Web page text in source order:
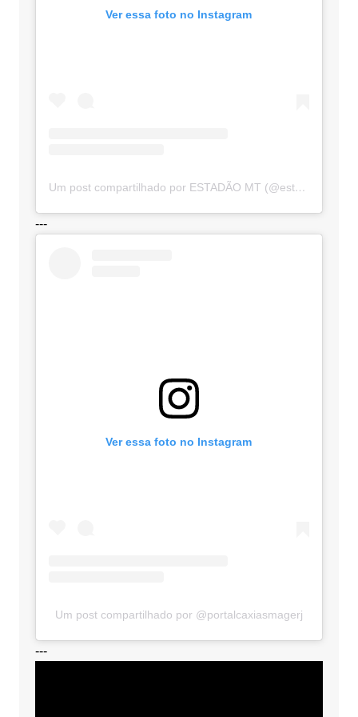
Ver essa foto no Instagram
Um post compartilhado por ESTADÃO MT (@estadaomt)
---
Ver essa foto no Instagram
Um post compartilhado por @portalcaxiasmagerj
---